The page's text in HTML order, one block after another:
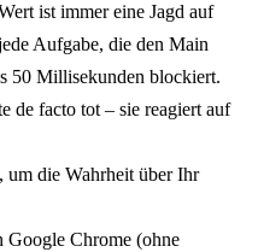
ist immer eine Jagd auf
Aufgabe, die den Main
50 Millisekunden blockiert.
de facto tot – sie reagiert auf
um die Wahrheit über Ihr
Chrome (ohne